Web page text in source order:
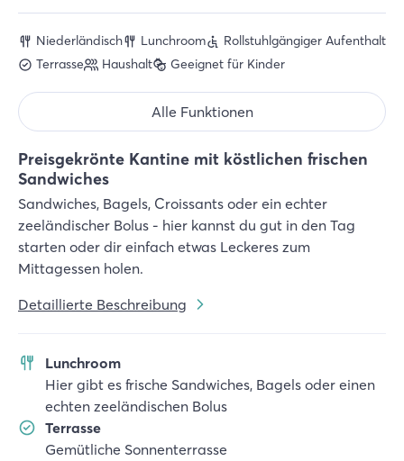
Preisgekrönte Kantine mit köstlichen frischen
Sandwiches
Sandwiches, Bagels, Croissants oder ein echter
zeeländischer Bolus - hier kannst du gut in den Tag
starten oder dir einfach etwas Leckeres zum
Mittagessen holen.
Detaillierte Beschreibung
Lunchroom
Hier gibt es frische Sandwiches, Bagels oder einen
echten zeeländischen Bolus
Terrasse
Gemütliche Sonnenterrasse
Niederländisch Lunchroom
Rollstuhlgängiger Aufenthalt
Terrasse
Haushalt Geeignet für Kinder
Alle Funktionen